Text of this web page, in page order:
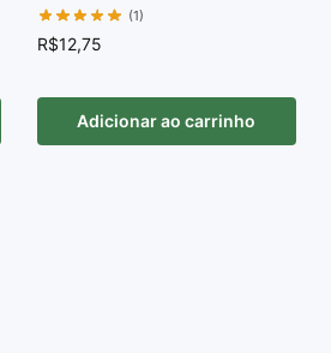
(1)
R$12,75
Adicionar ao carrinho